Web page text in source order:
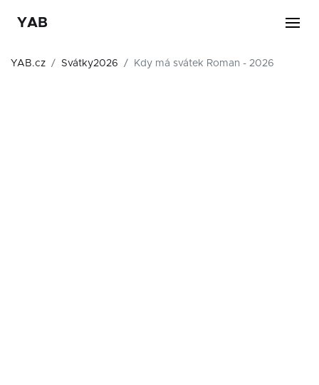
YAB
YAB.cz Svátky2026 Kdy má svátek Roman - 2026